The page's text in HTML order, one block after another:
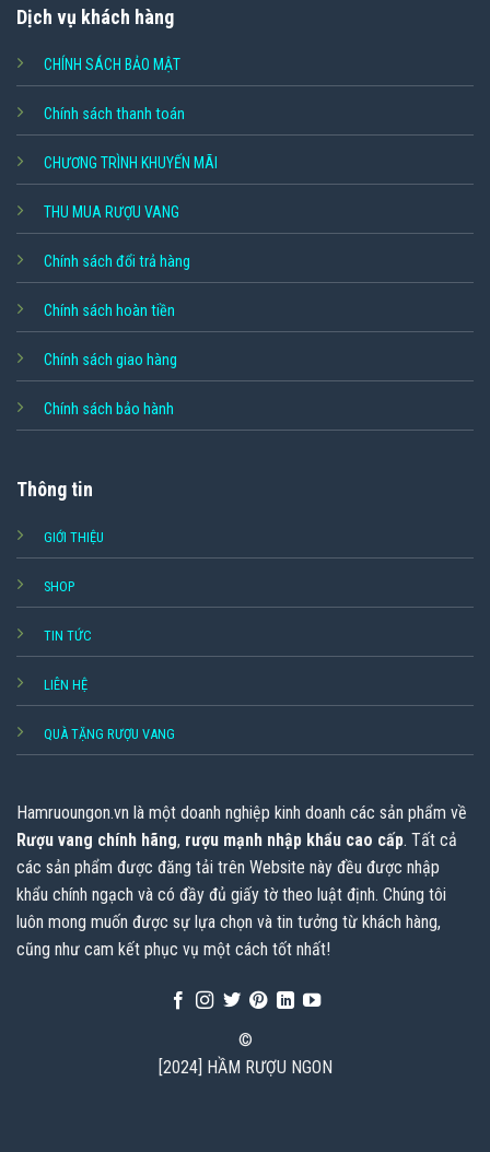
Dịch vụ khách hàng
CHÍNH SÁCH BẢO MẬT
Chính sách thanh toán
CHƯƠNG TRÌNH KHUYẾN MÃI
THU MUA RƯỢU VANG
Chính sách đổi trả hàng
Chính sách hoàn tiền
Chính sách giao hàng
Chính sách bảo hành
Thông tin
GIỚI THIỆU
SHOP
TIN TỨC
LIÊN HỆ
QUÀ TẶNG RƯỢU VANG
Hamruoungon.vn là một doanh nghiệp kinh doanh các sản phẩm về
Rượu vang chính hãng, rượu mạnh nhập khẩu cao cấp. Tất cả
các sản phẩm được đăng tải trên Website này đều được nhập
khẩu chính ngạch và có đầy đủ giấy tờ theo luật định. Chúng tôi
luôn mong muốn được sự lựa chọn và tin tưởng từ khách hàng,
cũng như cam kết phục vụ một cách tốt nhất!
©
[2024] HẦM RƯỢU NGON